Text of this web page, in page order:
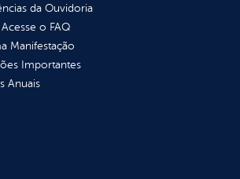
da Ouvidoria
Acesse o FAQ
Manifestação
Importantes
Anuais